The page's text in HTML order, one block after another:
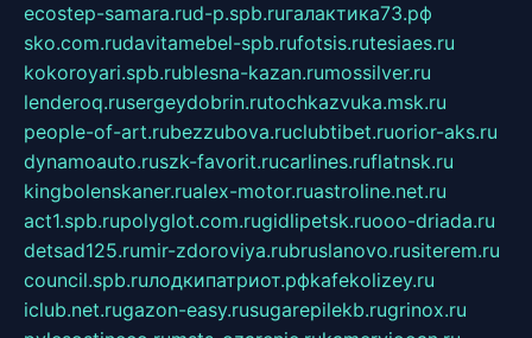
ecostep-samara.rud-p.spb.ruгалактика73.рф
sko.com.rudavitamebel-spb.rufotsis.rutesiaes.ru
kokoroyari.spb.rublesna-kazan.rumossilver.ru
lenderoq.rusergeydobrin.rutochkazvuka.msk.ru
people-of-art.rubezzubova.ruclubtibet.ruorior-aks.ru
dynamoauto.ruszk-favorit.rucarlines.ruflatnsk.ru
kingbolenskaner.rualex-motor.ruastroline.net.ru
act1.spb.rupolyglot.com.rugidlipetsk.ruooo-driada.ru
detsad125.rumir-zdoroviya.rubruslanovo.rusiterem.ru
council.spb.ruлодкипатриот.рфkafekolizey.ru
iclub.net.rugazon-easy.rusugarepilekb.rugrinox.ru